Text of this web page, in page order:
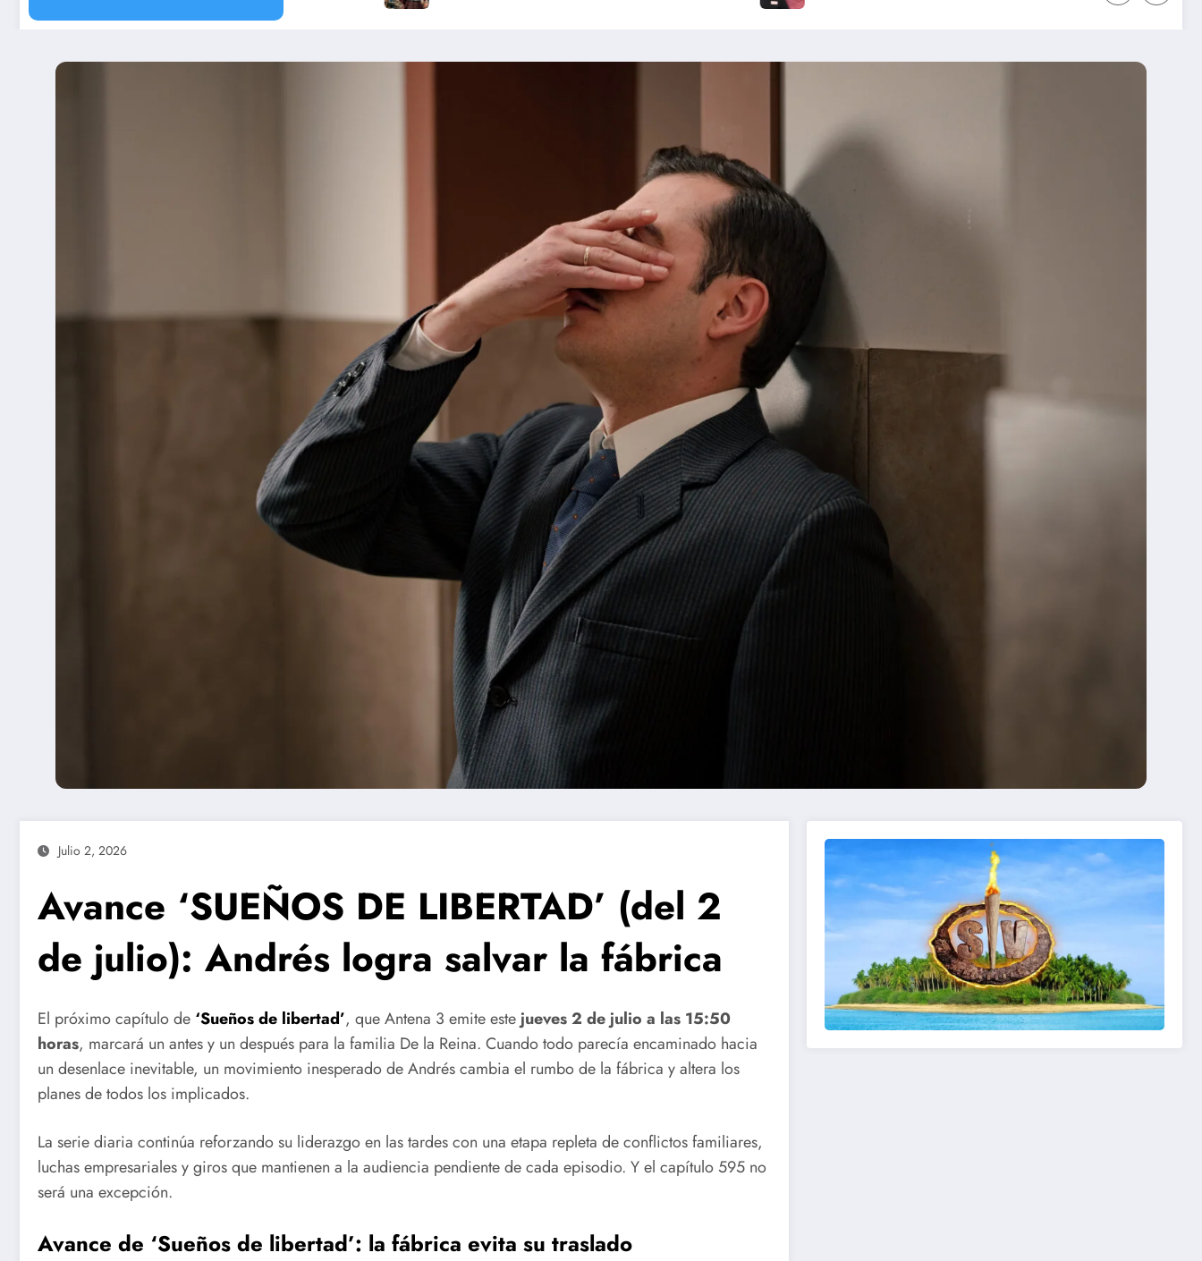
Julio 2, 2026
Avance ‘SUEÑOS DE LIBERTAD’ (del 2
de julio): Andrés logra salvar la fábrica
El próximo capítulo de ‘Sueños de libertad’, que Antena 3 emite estejueves 2 de julio a las 15:50
horas, marcará un antes y un después para la familia De la Reina. Cuando todo parecía encaminado hacia
un desenlace inevitable, un movimiento inesperado de Andrés cambia el rumbo de la fábrica y altera los
planes de todos los implicados.
La serie diaria continúa reforzando su liderazgo en las tardes con una etapa repleta de conflictos familiares,
luchas empresariales y giros que mantienen a la audiencia pendiente de cada episodio. Y el capítulo 595 no
será una excepción.
Avance de ‘Sueños de libertad’: la fábrica evita su traslado